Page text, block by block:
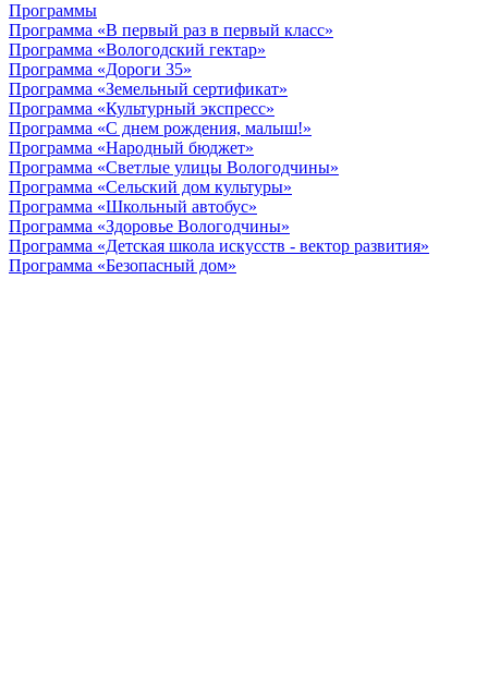
Программы
Программа «В первый раз в первый класс»
Программа «Вологодский гектар»
Программа «Дороги 35»
Программа «Земельный сертификат»
Программа «Культурный экспресс»
Программа «С днем рождения, малыш!»
Программа «Народный бюджет»
Программа «Светлые улицы Вологодчины»
Программа «Сельский дом культуры»
Программа «Школьный автобус»
Программа «Здоровье Вологодчины»
Программа «Детская школа искусств - вектор развития»
Программа «Безопасный дом»